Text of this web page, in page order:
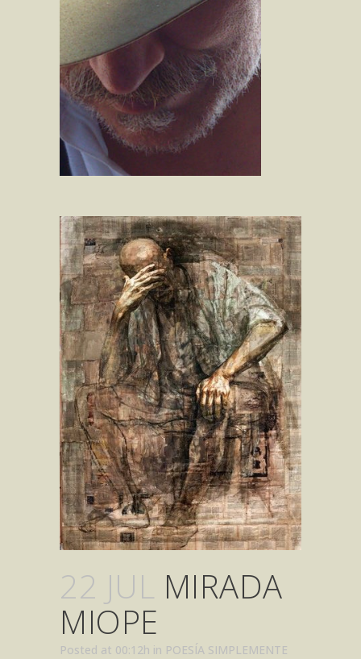
22 JUL MIRADA
MIOPE
Posted at 00:12h in POESÍA SIMPLEMENTE